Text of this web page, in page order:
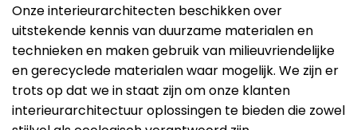
Onze interieurarchitecten beschikken over
uitstekende kennis van duurzame materialen en
technieken en maken gebruik van milieuvriendelijke
en gerecyclede materialen waar mogelijk. We zijn er
trots op dat we in staat zijn om onze klanten
interieurarchitectuur oplossingen te bieden die zowel